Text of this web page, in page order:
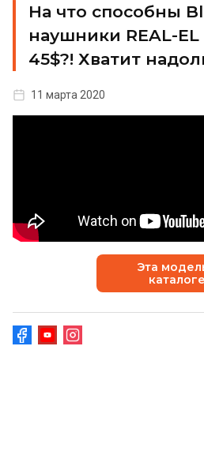
На что способны
наушники REAL-EL
45$?! Хватит
11 марта 2020
Эта
каталоге